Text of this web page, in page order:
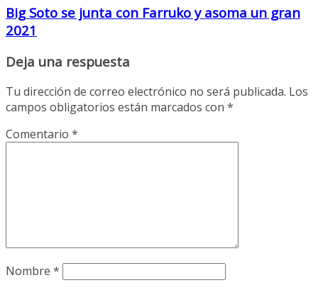
Big Soto se junta con Farruko y asoma un gran
2021
Deja una respuesta
Tu dirección de correo electrónico no será publicada. Los
campos obligatorios están marcados con *
Comentario *
Nombre *